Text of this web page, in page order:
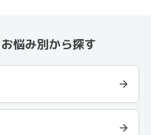
悩み別から探す